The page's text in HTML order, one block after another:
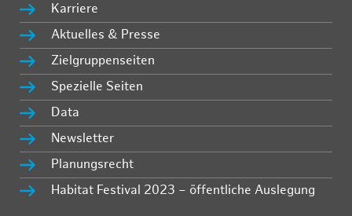
Karriere
Aktuelles & Presse
Zielgruppenseiten
Spezielle Seiten
Data
Newsletter
Planungsrecht
Habitat Festival 2023 – öffentliche Auslegung